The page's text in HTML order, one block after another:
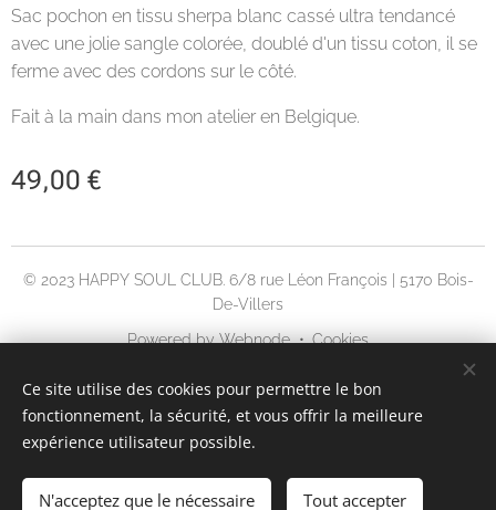
Sac pochon en tissu sherpa blanc cassé ultra tendancé
avec une jolie sangle colorée, doublé d'un tissu coton, il se
ferme avec des cordons sur le côté.
Fait à la main dans mon atelier en Belgique.
49,00 €
ÉPUISÉ
© 2023 HAPPY SOUL CLUB. 6/8 rue Léon François | 5170 Bois-
De-Villers
Powered byWebnode Cookies
Langues
English
Français
Ce site utilise des cookies pour permettre le bon
fonctionnement, la sécurité, et vous offrir la meilleure
expérience utilisateur possible.
N'acceptez que le nécessaire Tout accepter